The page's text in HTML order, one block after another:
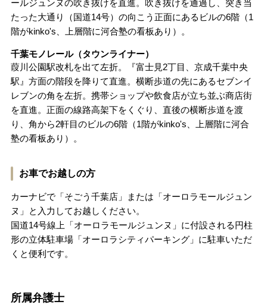
ールジュンヌの吹き抜けを直進。吹き抜けを通過し、突き当
たった大通り（国道14号）の向こう正面にあるビルの6階（1
階がkinko's、上層階に河合塾の看板あり）。
千葉モノレール（タウンライナー）
葭川公園駅改札を出て左折。『富士見2丁目、京成千葉中央
駅』方面の階段を降りて直進。横断歩道の先にあるセブンイ
レブンの角を左折。携帯ショップや飲食店が立ち並ぶ商店街
を直進。正面の線路高架下をくぐり、直後の横断歩道を渡
り、角から2軒目のビルの6階（1階がkinko's、上層階に河合
塾の看板あり）。
お車でお越しの方
カーナビで「そごう千葉店」または「オーロラモールジュン
ヌ」と入力してお越しください。
国道14号線上「オーロラモールジュンヌ」に付設される円柱
形の立体駐車場「オーロラシティパーキング」に駐車いただ
くと便利です。
所属弁護士